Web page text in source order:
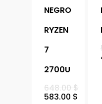
NEGRO
RYZEN
7
2700U
648.00$
583.00 $